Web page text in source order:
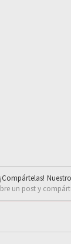
un post y